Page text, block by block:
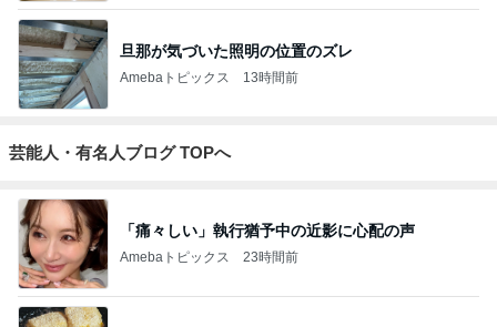
旦那が気づいた照明の位置のズレ
Amebaトピックス 13時間前
芸能人・有名人ブログ TOPへ
「痛々しい」執行猶予中の近影に心配の声
Amebaトピックス 23時間前